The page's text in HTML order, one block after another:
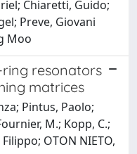
Chiaretti, Guido;
Preve, Giovani
Moo
resonators
matrices
Pintus, Paolo;
M.; Kopp, C.;
OTON NIETO,